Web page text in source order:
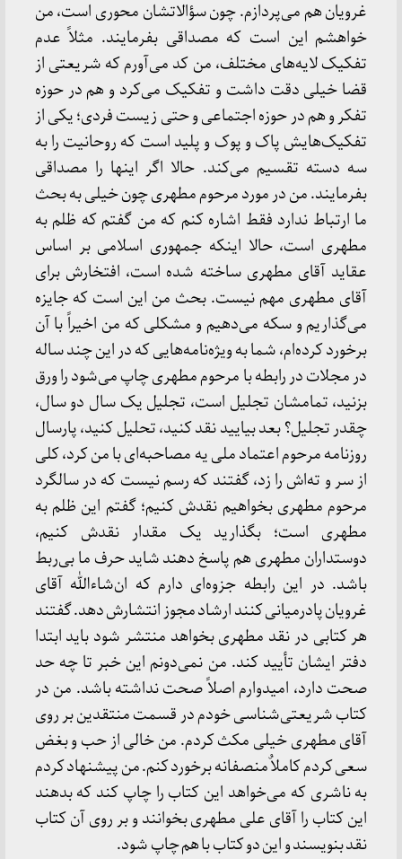
غرویان هم می‌پردازم. چون سؤالاتشان محوری است، من
خواهشم این است که مصداقی بفرمایند. مثلاً عدم
تفکیک لایه‌های مختلف، من کد می‌آورم که شریعتی از
قضا خیلی دقت داشت و تفکیک می‌کرد و هم در حوزه
تفکر و هم در حوزه اجتماعی و حتی زیست فردی؛ یکی از
تفکیک‌هایش پاک و پوک و پلید است که روحانیت را به
سه دسته تقسیم می‌کند. حالا اگر اینها را مصداقی
بفرمایند. من در مورد مرحوم مطهری چون خیلی به بحث
ما ارتباط ندارد فقط اشاره کنم که من گفتم که ظلم به
مطهری است، حالا اینکه جمهوری اسلامی بر اساس
عقاید آقای مطهری ساخته شده است، افتخارش برای
آقای مطهری مهم نیست. بحث من این است که جایزه
می‌گذاریم و سکه می‌دهیم و مشکلی که من اخیراً با آن
برخورد کرده‌ام، شما به ویژه‌نامه‌هایی که در این چند ساله
در مجلات در رابطه با مرحوم مطهری چاپ می‌شود را ورق
بزنید، تمامشان تجلیل است، تجلیل یک سال دو سال،
چقدر تجلیل؟ بعد بیایید نقد کنید، تحلیل کنید، پارسال
روزنامه مرحوم اعتماد ملی یه مصاحبه‌ای با من کرد، کلی
از سر و ته‌اش را زد، گفتند که رسم نیست که در سالگرد
مرحوم مطهری بخواهیم نقدش کنیم؛ گفتم این ظلم به
مطهری است؛ بگذارید یک مقدار نقدش کنیم،
دوستداران مطهری هم پاسخ دهند شاید حرف ما بی‌ربط
باشد. در این رابطه جزوه‌ای دارم که ان‌شاءالله آقای
غرویان پادرمیانی کنند ارشاد مجوز انتشارش دهد. گفتند
هر کتابی در نقد مطهری بخواهد منتشر شود باید ابتدا
دفتر ایشان تأیید کند. من نمی‌دونم این خبر تا چه حد
صحت دارد، امیدوارم اصلاً صحت نداشته باشد. من در
کتاب شریعتی‌شناسی خودم در قسمت منتقدین بر روی
آقای مطهری خیلی مکث کردم. من خالی از حب و بغض
سعی کردم کاملاٌ منصفانه برخورد کنم. من پیشنهاد کردم
به ناشری که می‌خواهد این کتاب را چاپ کند که بدهند
این کتاب را آقای علی مطهری بخوانند و بر روی آن کتاب
نقد بنویسند و این دو کتاب با هم چاپ شود.